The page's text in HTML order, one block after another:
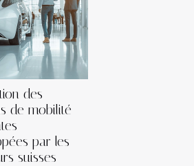
des
de mobilité
par les
suisses